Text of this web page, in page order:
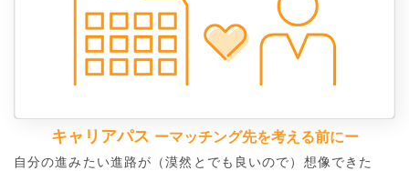
キャリアパス ーマッチング先を考える前にー
自分の進みたい進路が（漠然とでも良いので）想像できた